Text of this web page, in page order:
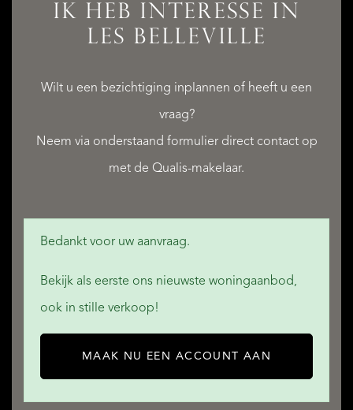
IK HEB INTERESSE IN
LES BELLEVILLE
Wilt u een bezichtiging inplannen of heeft u een
vraag?
Neem via onderstaand formulier direct contact op
met de Qualis-makelaar.
Bedankt voor uw aanvraag.
Bekijk als eerste ons nieuwste woningaanbod,
ook in stille verkoop!
MAAK NU EEN ACCOUNT AAN